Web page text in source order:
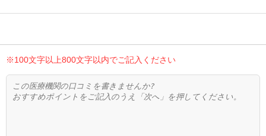
※100文字以上800文字以内でご記入ください